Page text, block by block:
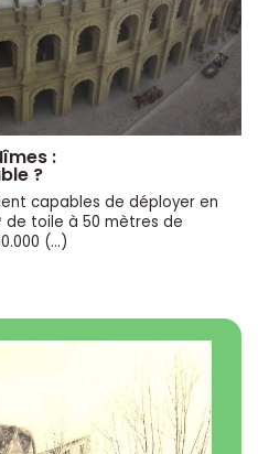
:
?
capables de déployer en
de toile à 50 mètres de
(…)